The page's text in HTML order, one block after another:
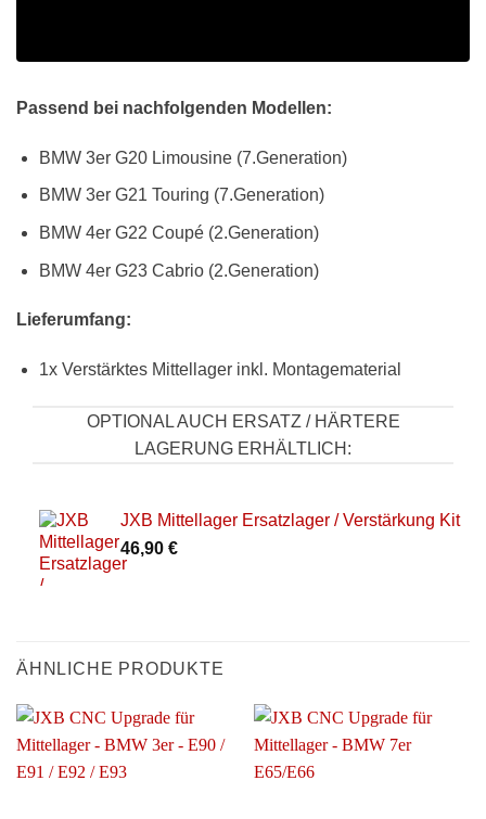
Passend bei nachfolgenden Modellen:
BMW 3er G20 Limousine (7.Generation)
BMW 3er G21 Touring (7.Generation)
BMW 4er G22 Coupé (2.Generation)
BMW 4er G23 Cabrio (2.Generation)
Lieferumfang:
1x Verstärktes Mittellager inkl. Montagematerial
OPTIONAL AUCH ERSATZ / HÄRTERE
LAGERUNG ERHÄLTLICH:
JXB Mittellager Ersatzlager / Verstärkung Kit
46,90 €
ÄHNLICHE PRODUKTE